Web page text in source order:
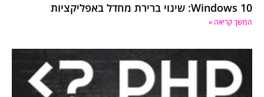
Windows 10: שינוי ברירת מחדל באפליקציות
המשך קריאה »